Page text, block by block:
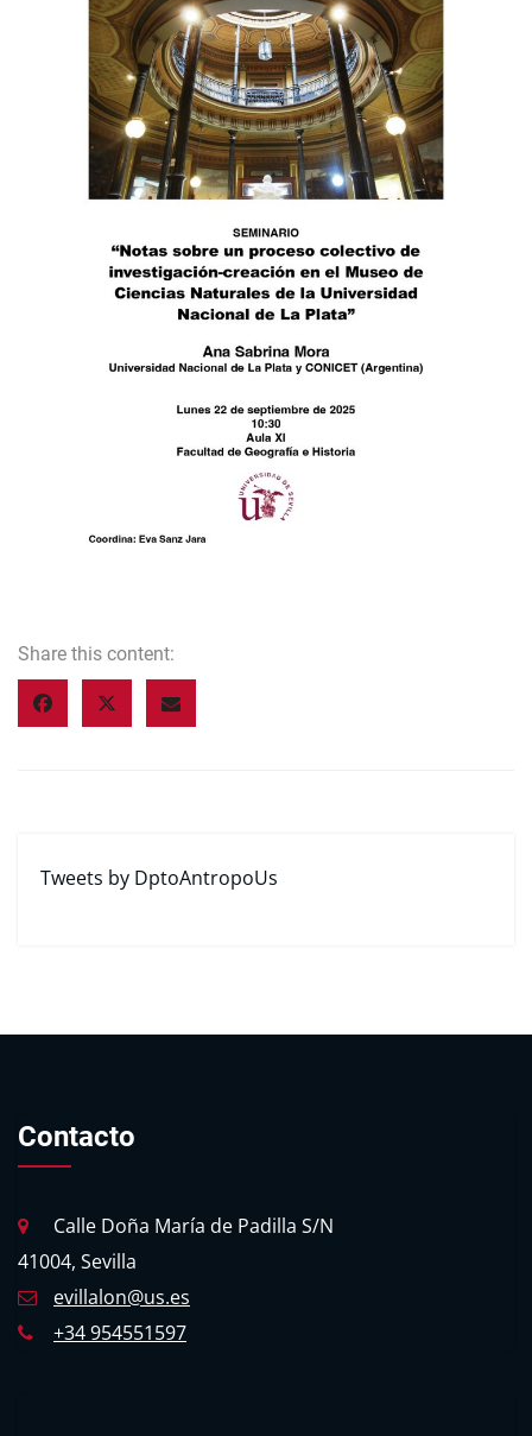
Share this content:
Tweets by DptoAntropoUs
Contacto
Calle Doña María de Padilla S/N
41004, Sevilla
evillalon@us.es
+34 954551597